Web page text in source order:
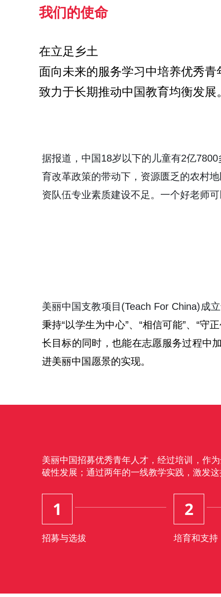
我们的使命
在立足乡土
面向未来的服务学习中培养优秀青
致力于长期推动中国教育均衡发展
据报道，中国18岁以下的儿童有2亿
育改革政策的带动下，资源匮乏的农村
资队伍专业素质建设不足。一个好老师
美丽中国支教项目(Teach For China)成
秉持“以学生为中心”、“相信可能”、“守
长目标的同时，也能在志愿服务过程中
进美丽中国愿景的实现。
美丽中国招募优秀青年人才，经过培训，作
破性发展；通过两年的一线教学实践，激发
1
招募与选拔
2
培育和支持